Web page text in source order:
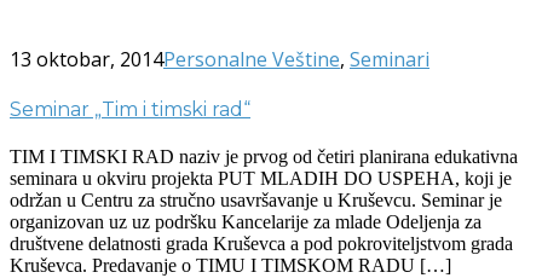
13 oktobar, 2014Personalne Veštine, Seminari
Seminar „Tim i timski rad“
TIM I TIMSKI RAD naziv je prvog od četiri planirana edukativna
seminara u okviru projekta PUT MLADIH DO USPEHA, koji je
održan u Centru za stručno usavršavanje u Kruševcu. Seminar je
organizovan uz uz podršku Kancelarije za mlade Odeljenja za
društvene delatnosti grada Kruševca a pod pokroviteljstvom grada
Kruševca. Predavanje o TIMU I TIMSKOM RADU […]